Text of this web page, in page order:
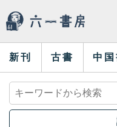
新刊 古書 中国